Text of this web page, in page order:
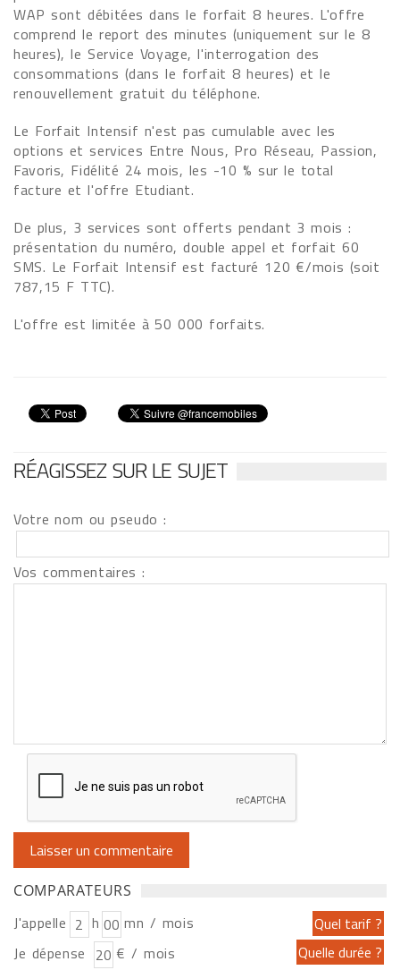
WAP sont débitées dans le forfait 8 heures. L'offre
comprend le report des minutes (uniquement sur le 8
heures), le Service Voyage, l'interrogation des
consommations (dans le forfait 8 heures) et le
renouvellement gratuit du téléphone.
Le Forfait Intensif n'est pas cumulable avec les
options et services Entre Nous, Pro Réseau, Passion,
Favoris, Fidélité 24 mois, les -10 % sur le total
facture et l'offre Etudiant.
De plus, 3 services sont offerts pendant 3 mois :
présentation du numéro, double appel et forfait 60
SMS. Le Forfait Intensif est facturé 120 €/mois (soit
787,15 F TTC).
L'offre est limitée à 50 000 forfaits.
RÉAGISSEZ SUR LE SUJET
Votre nom ou pseudo :
Vos commentaires :
COMPARATEURS
J'appelle h
mn / mois
Je dépense
€ / mois